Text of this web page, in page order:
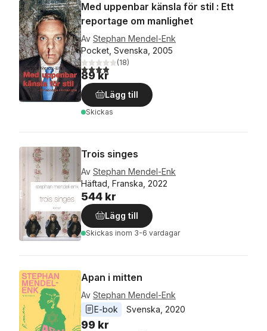
Med uppenbar känsla för stil : Ett
reportage om manlighet
Av Stephan Mendel-Enk
Pocket, Svenska, 2005
3,9utav 5 stjärnor. Totalt antal röster:
(18)
89 kr
Lägg till
Skickas
Trois singes
Av Stephan Mendel-Enk
Häftad, Franska, 2022
544 kr
Lägg till
Skickas inom 3-6 vardagar
Apan i mitten
Av Stephan Mendel-Enk
E-bok
Svenska 2020
99 kr